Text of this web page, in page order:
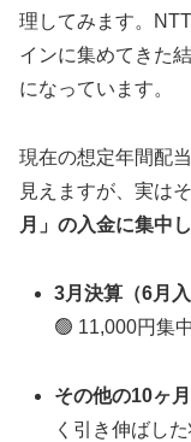
理してみます。
インに集めてきた
になっています。
現在の想定年間配
見えますが、実は
月」の入金に集中
3月決算（6月
🟢 11,000円集
その他の10ヶ月
く引き伸ばした